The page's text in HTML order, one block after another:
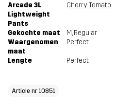
Arcade 3L
Lightweight
Pants
Cherry Tomato
Gekochte maat M, Regular
Waargenomen
maat
Perfect
Lengte Perfect
Article nr 10851